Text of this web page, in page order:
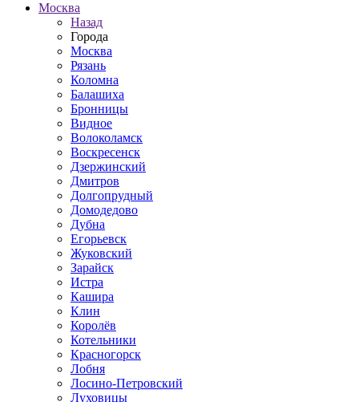
Москва
Назад
Города
Москва
Рязань
Коломна
Балашиха
Бронницы
Видное
Волоколамск
Воскресенск
Дзержинский
Дмитров
Долгопрудный
Домодедово
Дубна
Егорьевск
Жуковский
Зарайск
Истра
Кашира
Клин
Королёв
Котельники
Красногорск
Лобня
Лосино-Петровский
Луховицы